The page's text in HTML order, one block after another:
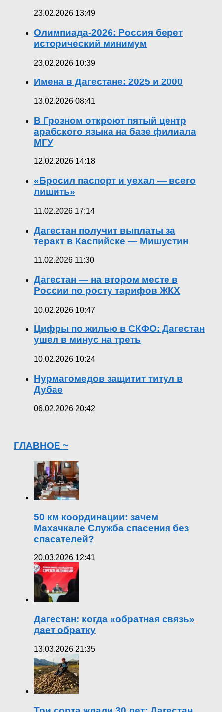
23.02.2026 13:49
Олимпиада-2026: Россия берет
исторический минимум
23.02.2026 10:39
Имена в Дагестане: 2025 и 2000
13.02.2026 08:41
В Грозном откроют пятый центр
арабского языка на базе филиала
МГУ
12.02.2026 14:18
«Бросил паспорт и уехал — всего
лишить»
11.02.2026 17:14
Дагестан получит выплаты за
теракт в Каспийске — Мишустин
11.02.2026 11:30
Дагестан — на втором месте в
России по росту тарифов ЖКХ
10.02.2026 10:47
Цифры по жилью в СКФО: Дагестан
ушел в минус на треть
10.02.2026 10:24
Нурмагомедов защитит титул в
Дубае
06.02.2026 20:42
ГЛАВНОЕ ~
50 км координации: зачем
Махачкале Служба спасения без
спасателей?
20.03.2026 12:41
Дагестан: когда «обратная связь»
дает обратку
13.03.2026 21:35